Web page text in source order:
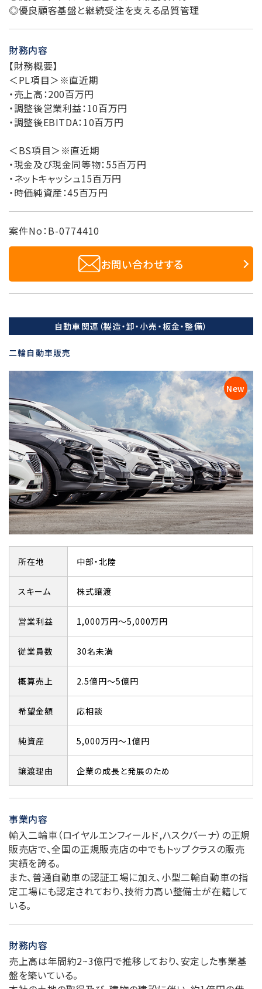
◎優良顧客基盤と継続受注を支える品質管理
財務内容
【財務概要】
＜PL項目＞※直近期
・売上高：200百万円
・調整後営業利益：10百万円
・調整後EBITDA：10百万円
＜BS項目＞※直近期
・現金及び現金同等物：55百万円
・ネットキャッシュ15百万円
・時価純資産：45百万円
案件No：B-0774410
お問い合わせする
自動車関連（製造・卸・小売・板金・整備）
二輪自動車販売
所在地 中部・北陸
スキーム 株式譲渡
営業利益 1,000万円～5,000万円
従業員数 30名未満
概算売上 2.5億円～5億円
希望金額 応相談
純資産 5,000万円～1億円
譲渡理由 企業の成長と発展のため
事業内容
輸入二輪車（ロイヤルエンフィールド,ハスクバーナ）の正規
販売店で、全国の正規販売店の中でもトップクラスの販売
実績を誇る。
また、普通自動車の認証工場に加え、小型二輪自動車の指
定工場にも認定されており、技術力高い整備士が在籍して
いる。
財務内容
売上高は年間約2~3億円で推移しており、安定した事業基
盤を築いている。